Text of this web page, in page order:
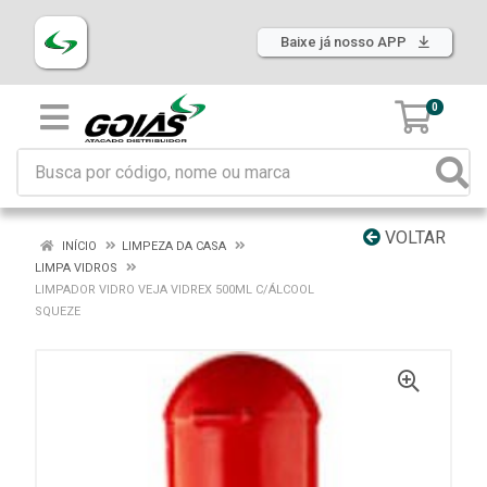
Baixe já nosso APP
0
VOLTAR
INÍCIO
LIMPEZA DA CASA
LIMPA VIDROS
LIMPADOR VIDRO VEJA VIDREX 500ML C/ÁLCOOL
SQUEZE